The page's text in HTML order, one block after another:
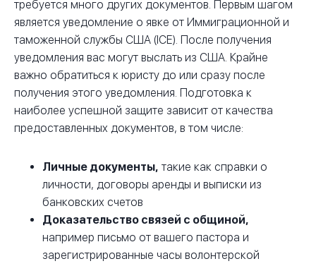
требуется много других документов. Первым шагом
является уведомление о явке от Иммиграционной и
таможенной службы США (ICE). После получения
уведомления вас могут выслать из США. Крайне
важно обратиться к юристу до или сразу после
получения этого уведомления. Подготовка к
наиболее успешной защите зависит от качества
предоставленных документов, в том числе:
Личные документы, такие как справки о
личности, договоры аренды и выписки из
банковских счетов
Доказательство связей с общиной,
например письмо от вашего пастора и
зарегистрированные часы волонтерской